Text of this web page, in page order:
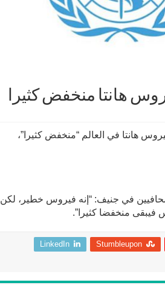
هانتا منخفض كثيرا
هانتا في العالم “منخفض كثيرا”،
في جنيف: “إنه فيروس خطير، لكن
منخفضا كثيرا”.
Stumbleupon
LinkedIn